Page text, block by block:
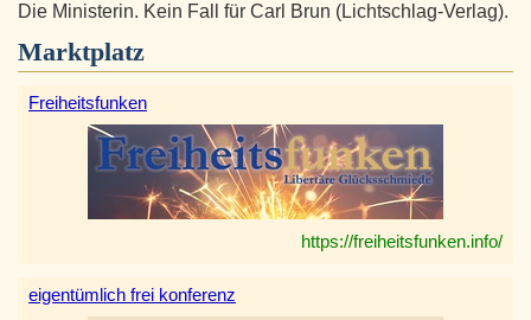
Die Ministerin. Kein Fall für Carl Brun (Lichtschlag-Verlag).
Marktplatz
Freiheitsfunken
https://freiheitsfunken.info/
eigentümlich frei konferenz